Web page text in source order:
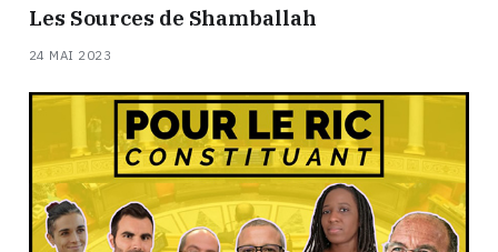
Les Sources de Shamballah
24 MAI 2023